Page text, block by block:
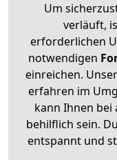
Um
verläuft,
erforderlichen
notwendigen
einreichen.
erfahren im
kann Ihnen bei
behilflich sein.
entspannt und